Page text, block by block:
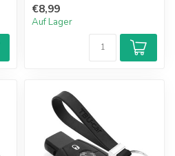
€8,99
Auf Lager